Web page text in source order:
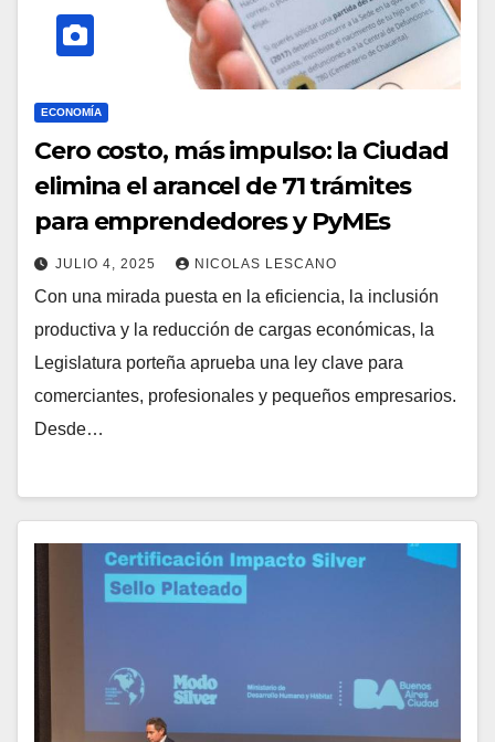
ECONOMÍA
Cero costo, más impulso: la Ciudad
elimina el arancel de 71 trámites
para emprendedores y PyMEs
JULIO 4, 2025 NICOLAS LESCANO
Con una mirada puesta en la eficiencia, la inclusión
productiva y la reducción de cargas económicas, la
Legislatura porteña aprueba una ley clave para
comerciantes, profesionales y pequeños empresarios.
Desde…